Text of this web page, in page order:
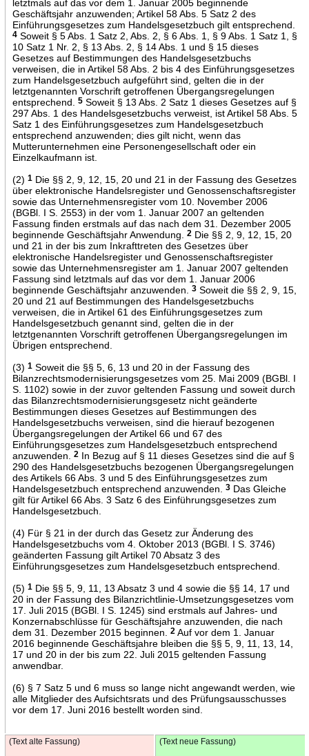
letztmals auf das vor dem 1. Januar 2005 beginnende
Geschäftsjahr anzuwenden; Artikel 58 Abs. 5 Satz 2 des
Einführungsgesetzes zum Handelsgesetzbuch gilt entsprechend.
4Soweit § 5 Abs. 1 Satz 2, Abs. 2, § 6 Abs. 1, § 9 Abs. 1 Satz 1, §
10 Satz 1 Nr. 2, § 13 Abs. 2, § 14 Abs. 1 und § 15 dieses
Gesetzes auf Bestimmungen des Handelsgesetzbuchs
verweisen, die in Artikel 58 Abs. 2 bis 4 des Einführungsgesetzes
zum Handelsgesetzbuch aufgeführt sind, gelten die in der
letztgenannten Vorschrift getroffenen Übergangsregelungen
entsprechend.
5Soweit § 13 Abs. 2 Satz 1 dieses Gesetzes auf §
297 Abs. 1 des Handelsgesetzbuchs verweist, ist Artikel 58 Abs. 5
Satz 1 des Einführungsgesetzes zum Handelsgesetzbuch
entsprechend anzuwenden; dies gilt nicht, wenn das
Mutterunternehmen eine Personengesellschaft oder ein
Einzelkaufmann ist.
(2) 1Die §§ 2, 9, 12, 15, 20 und 21 in der Fassung des Gesetzes
über elektronische Handelsregister und Genossenschaftsregister
sowie das Unternehmensregister vom 10. November 2006
(BGBl. I S. 2553) in der vom 1. Januar 2007 an geltenden
Fassung finden erstmals auf das nach dem 31. Dezember 2005
beginnende Geschäftsjahr Anwendung.
2Die §§ 2, 9, 12, 15, 20
und 21 in der bis zum Inkrafttreten des Gesetzes über
elektronische Handelsregister und Genossenschaftsregister
sowie das Unternehmensregister am 1. Januar 2007 geltenden
Fassung sind letztmals auf das vor dem 1. Januar 2006
beginnende Geschäftsjahr anzuwenden.
3Soweit die §§ 2, 9, 15,
20 und 21 auf Bestimmungen des Handelsgesetzbuchs
verweisen, die in Artikel 61 des Einführungsgesetzes zum
Handelsgesetzbuch genannt sind, gelten die in der
letztgenannten Vorschrift getroffenen Übergangsregelungen im
Übrigen entsprechend.
(3) 1Soweit die §§ 5, 6, 13 und 20 in der Fassung des
Bilanzrechtsmodernisierungsgesetzes vom 25. Mai 2009 (BGBl. I
S. 1102) sowie in der zuvor geltenden Fassung und soweit durch
das Bilanzrechtsmodernisierungsgesetz nicht geänderte
Bestimmungen dieses Gesetzes auf Bestimmungen des
Handelsgesetzbuchs verweisen, sind die hierauf bezogenen
Übergangsregelungen der Artikel 66 und 67 des
Einführungsgesetzes zum Handelsgesetzbuch entsprechend
anzuwenden.
2In Bezug auf § 11 dieses Gesetzes sind die auf §
290 des Handelsgesetzbuchs bezogenen Übergangsregelungen
des Artikels 66 Abs. 3 und 5 des Einführungsgesetzes zum
Handelsgesetzbuch entsprechend anzuwenden.
3Das Gleiche
gilt für Artikel 66 Abs. 3 Satz 6 des Einführungsgesetzes zum
Handelsgesetzbuch.
(4) Für § 21 in der durch das Gesetz zur Änderung des
Handelsgesetzbuchs vom 4. Oktober 2013 (BGBl. I S. 3746)
geänderten Fassung gilt Artikel 70 Absatz 3 des
Einführungsgesetzes zum Handelsgesetzbuch entsprechend.
(5) 1Die §§ 5, 9, 11, 13 Absatz 3 und 4 sowie die §§ 14, 17 und
20 in der Fassung des Bilanzrichtlinie-Umsetzungsgesetzes vom
17. Juli 2015 (BGBl. I S. 1245) sind erstmals auf Jahres- und
Konzernabschlüsse für Geschäftsjahre anzuwenden, die nach
dem 31. Dezember 2015 beginnen.
2Auf vor dem 1. Januar
2016 beginnende Geschäftsjahre bleiben die §§ 5, 9, 11, 13, 14,
17 und 20 in der bis zum 22. Juli 2015 geltenden Fassung
anwendbar.
(6) § 7 Satz 5 und 6 muss so lange nicht angewandt werden, wie
alle Mitglieder des Aufsichtsrats und des Prüfungsausschusses
vor dem 17. Juni 2016 bestellt worden sind.
(Text alte Fassung) (Text neue Fassung)